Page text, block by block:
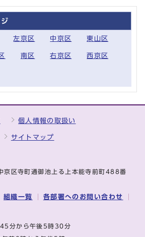
左京区 中京区 東山区
南区 右京区 西京区
個人情報の取扱い
サイトマップ
区寺町通御池上る上本能寺前町488番
組織一覧 各部署へのお問い合わせ
45分から午後5時30分